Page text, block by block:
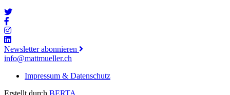
Newsletter abonnieren
info@mattmueller.ch
Impressum & Datenschutz